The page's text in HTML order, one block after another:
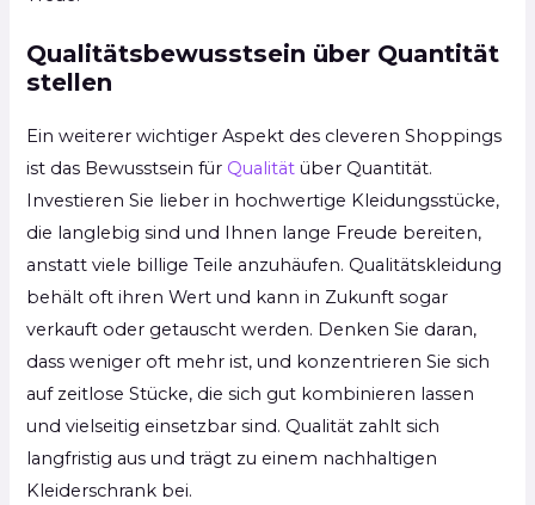
Qualitätsbewusstsein über Quantität
stellen
Ein weiterer wichtiger Aspekt des cleveren Shoppings
ist das Bewusstsein für Qualität über Quantität.
Investieren Sie lieber in hochwertige Kleidungsstücke,
die langlebig sind und Ihnen lange Freude bereiten,
anstatt viele billige Teile anzuhäufen. Qualitätskleidung
behält oft ihren Wert und kann in Zukunft sogar
verkauft oder getauscht werden. Denken Sie daran,
dass weniger oft mehr ist, und konzentrieren Sie sich
auf zeitlose Stücke, die sich gut kombinieren lassen
und vielseitig einsetzbar sind. Qualität zahlt sich
langfristig aus und trägt zu einem nachhaltigen
Kleiderschrank bei.